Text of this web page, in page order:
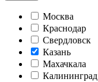
Москва
Краснодар
Свердловск
Казань
Махачкала
Калининград